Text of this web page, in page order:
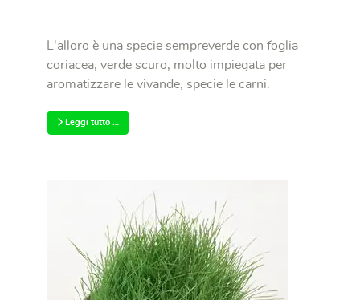
L'alloro è una specie sempreverde con foglia
coriacea, verde scuro, molto impiegata per
aromatizzare le vivande, specie le carni.
Leggi tutto …